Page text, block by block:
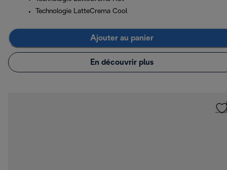
Technologie LatteCrema Cool
Ajouter au panier
En découvrir plus